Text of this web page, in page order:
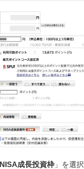
NISA成長投資枠」を選択